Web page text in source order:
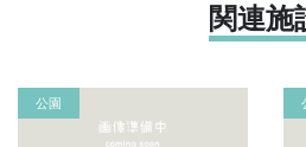
関連施
公園